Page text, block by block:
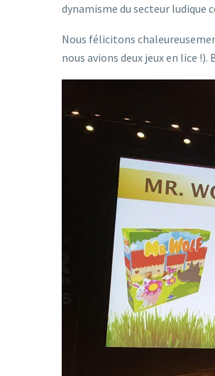
dynamisme du secteur ludique
Nous félicitons
nous avions deux jeux en lice